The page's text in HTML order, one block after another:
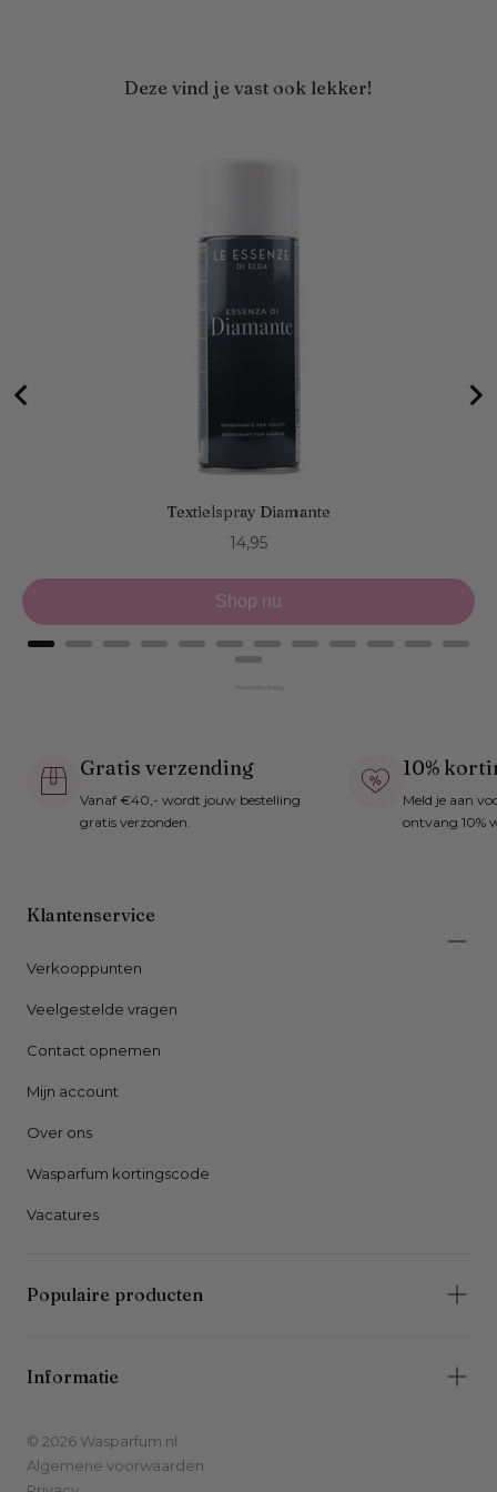
Deze vind je vast ook lekker!
Textielspray Diamante
Price
14,95
Shop nu
Gratis verzending
Vanaf €40,- wordt jouw bestelling
gratis verzonden.
10%
Meld je aan
ontvang 10%
Klantenservice
Verkooppunten
Veelgestelde vragen
Contact opnemen
Mijn account
Over ons
Wasparfum kortingscode
Vacatures
Populaire producten
Informatie
© 2026 Wasparfum.nl
Algemene voorwaarden